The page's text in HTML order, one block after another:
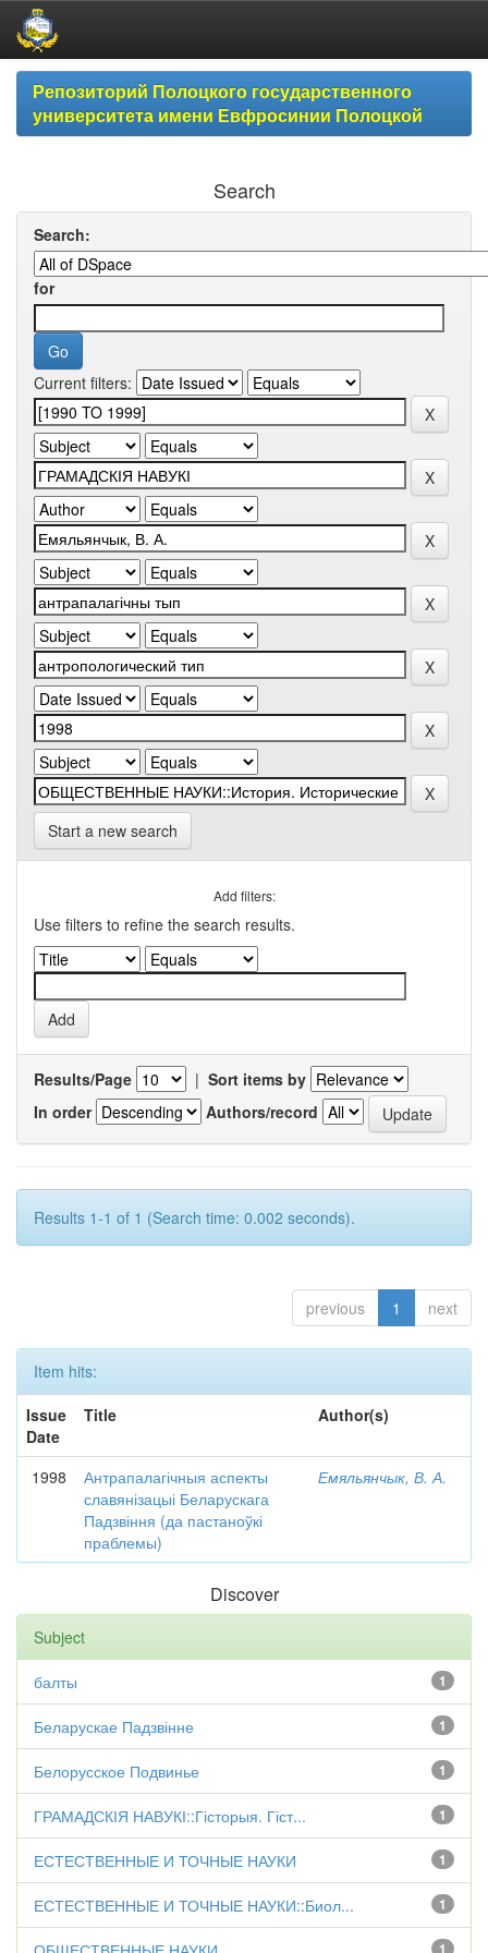
Skip
navigationРепозиторий Полоцкого государственного
университета имени Евфросинии Полоцкой
Search
Search:
for
Current filters:
Start a new search
Add filters:
Use filters to refine the search results.
Results/Page | Sort items by
In order
Authors/record
Results 1-1 of 1 (Search time: 0.002 seconds).
previous 1 next
Item hits:
Issue
Date
Title Author(s)
1998
Антрапалагічныя аспекты
славянізацыі Беларускага
Падзвіння (да пастаноўкі
праблемы)
Емяльянчык, В. А.
Discover
Subject
1
балты
1
Беларускае Падзвінне
1
Белорусское Подвинье
1
ГРАМАДСКІЯ НАВУКІ::Гісторыя. Гіст...
1
ЕСТЕСТВЕННЫЕ И ТОЧНЫЕ НАУКИ
1
ЕСТЕСТВЕННЫЕ И ТОЧНЫЕ НАУКИ::Биол...
1